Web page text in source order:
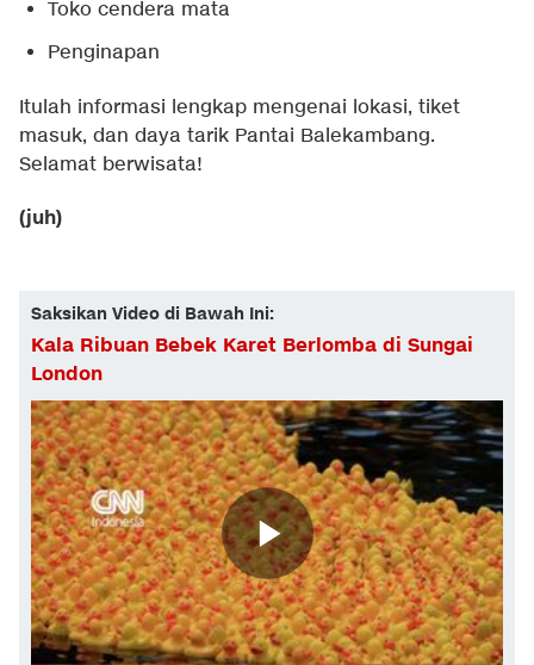
Toko cendera mata
Penginapan
Itulah informasi lengkap mengenai lokasi, tiket
masuk, dan daya tarik Pantai Balekambang.
Selamat berwisata!
(juh)
Saksikan Video di Bawah Ini:
Kala Ribuan Bebek Karet Berlomba di Sungai
London